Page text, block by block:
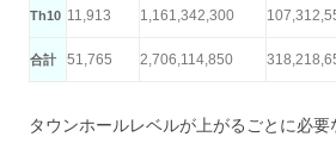
Th10 11,913 1,161,342,300
合計 51,765 2,706,114,850
タウンホールレベルが上がるごとに必